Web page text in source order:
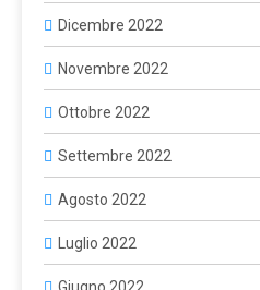
Dicembre 2022
Novembre 2022
Ottobre 2022
Settembre 2022
Agosto 2022
Luglio 2022